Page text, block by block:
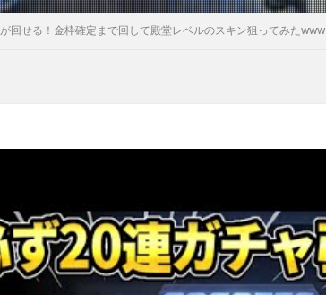
回せる！金枠確定まで回して殿堂レベルのスキン狙ってみたwww